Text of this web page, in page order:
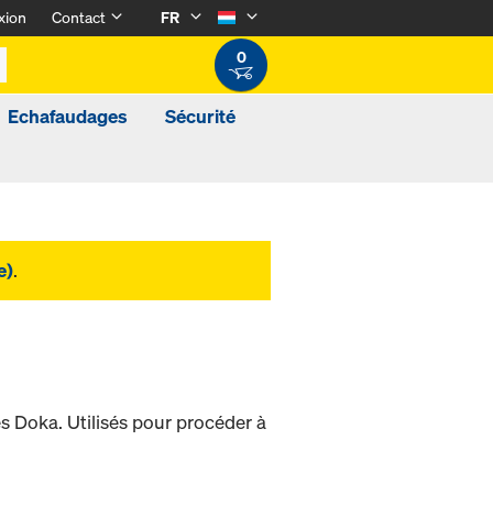
Contact
FR
0
Echafaudages Sécurité
.
Doka. Utilisés pour procéder à